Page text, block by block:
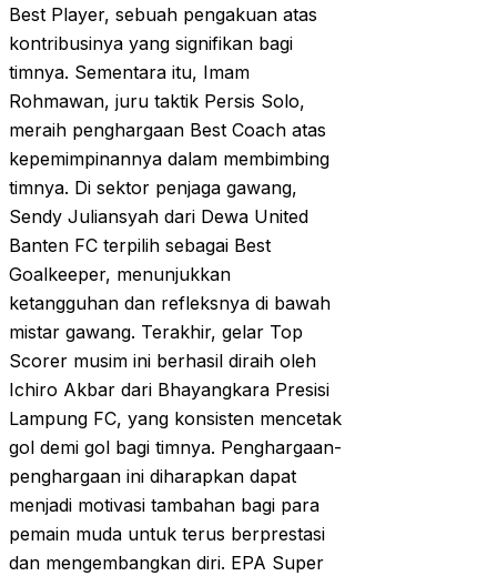
Best Player, sebuah pengakuan atas
kontribusinya yang signifikan bagi
timnya. Sementara itu, Imam
Rohmawan, juru taktik Persis Solo,
meraih penghargaan Best Coach atas
kepemimpinannya dalam membimbing
timnya. Di sektor penjaga gawang,
Sendy Juliansyah dari Dewa United
Banten FC terpilih sebagai Best
Goalkeeper, menunjukkan
ketangguhan dan refleksnya di bawah
mistar gawang. Terakhir, gelar Top
Scorer musim ini berhasil diraih oleh
Ichiro Akbar dari Bhayangkara Presisi
Lampung FC, yang konsisten mencetak
gol demi gol bagi timnya. Penghargaan-
penghargaan ini diharapkan dapat
menjadi motivasi tambahan bagi para
pemain muda untuk terus berprestasi
dan mengembangkan diri. EPA Super